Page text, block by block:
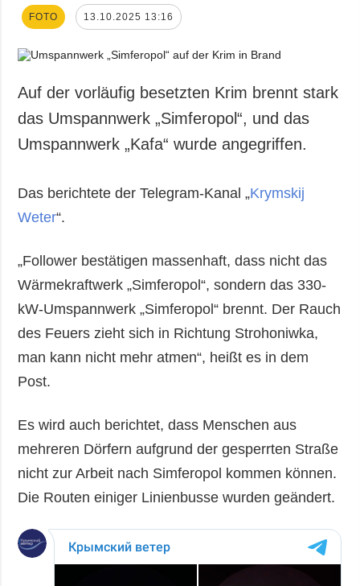
FOTO 13.10.2025 13:16
Auf der vorläufig besetzten Krim brennt stark
das Umspannwerk „Simferopol“, und das
Umspannwerk „Kafa“ wurde angegriffen.
Das berichtete der Telegram-Kanal „Krymskij
Weter“.
„Follower bestätigen massenhaft, dass nicht das
Wärmekraftwerk „Simferopol“, sondern das 330-
kW-Umspannwerk „Simferopol“ brennt. Der Rauch
des Feuers zieht sich in Richtung Strohoniwka,
man kann nicht mehr atmen“, heißt es in dem
Post.
Es wird auch berichtet, dass Menschen aus
mehreren Dörfern aufgrund der gesperrten Straße
nicht zur Arbeit nach Simferopol kommen können.
Die Routen einiger Linienbusse wurden geändert.